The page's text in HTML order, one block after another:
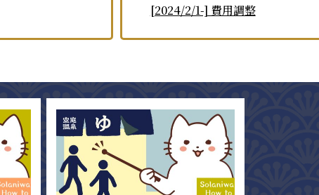
[2024/2/1-] 費用調整